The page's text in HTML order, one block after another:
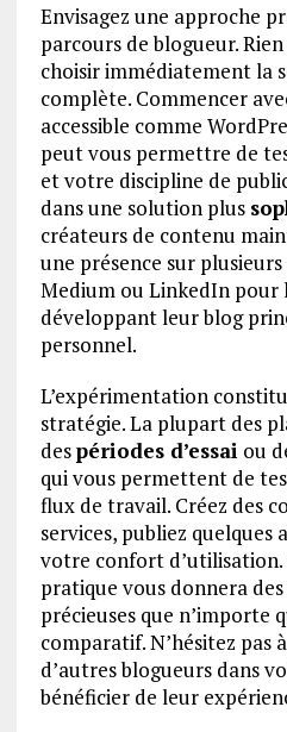
Envisagez une approche
parcours de blogueur.
choisir immédiatement la
complète. Commencer
accessible comme
peut vous permettre de
et votre discipline de
dans une solution plus
créateurs de contenu
une présence sur
Medium ou LinkedIn pour
développant leur blog
personnel.
L’expérimentation
stratégie. La plupart des
despériodes d’essai ou
qui vous permettent de
flux de travail. Créez des
services, publiez quelques
votre confort
pratique vous donnera
précieuses que n’importe
comparatif. N’hésitez pas
d’autres blogueurs dans
bénéficier de leur